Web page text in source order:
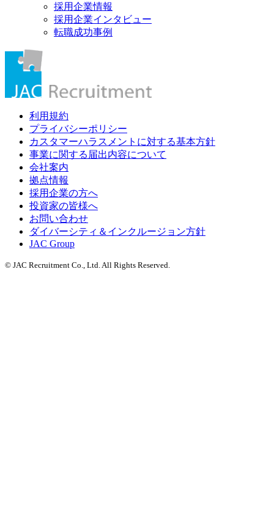
採用企業情報
採用企業インタビュー
転職成功事例
利用規約
プライバシーポリシー
カスタマーハラスメントに対する基本方針
事業に関する届出内容について
会社案内
拠点情報
採用企業の方へ
投資家の皆様へ
お問い合わせ
ダイバーシティ＆インクルージョン方針
JAC Group
© JAC Recruitment Co., Ltd. All Rights Reserved.